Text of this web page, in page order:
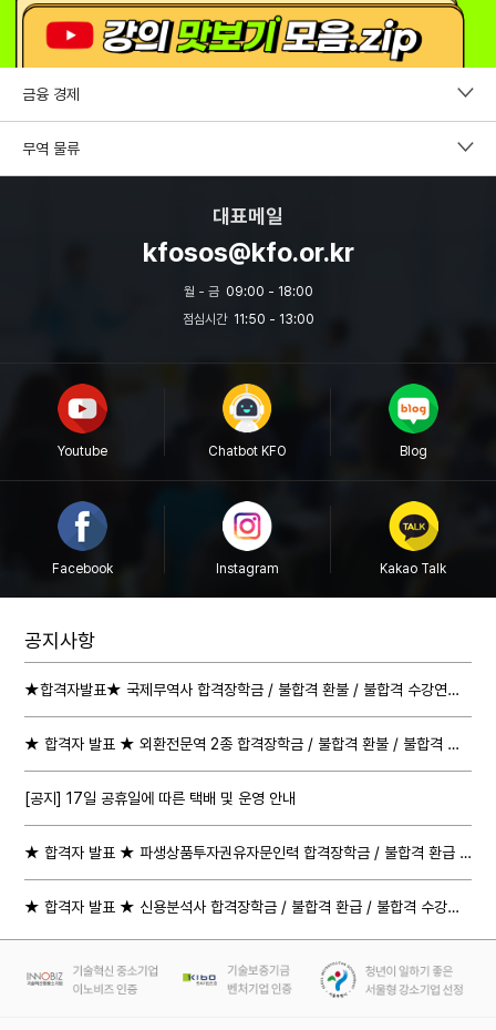
금융 경제
펀드투자권유자문인력
무역 물류
물류관리사
대표메일
kfosos@kfo.or.kr
월 - 금 09:00 - 18:00
점심시간 11:50 - 13:00
Youtube Chatbot KFO Blog
Facebook Instagram Kakao Talk
공지사항
★합격자발표★ 국제무역사 합격장학금 / 불합격 환불 / 불합격 수강연장 절차 안내
★ 합격자 발표 ★ 외환전문역 2종 합격장학금 / 불합격 환불 / 불합격 수강연장 절차 안내
[공지] 17일 공휴일에 따른 택배 및 운영 안내
★ 합격자 발표 ★ 파생상품투자권유자문인력 합격장학금 / 불합격 환급 / 불합격 수강연장 절차 안내
★ 합격자 발표 ★ 신용분석사 합격장학금 / 불합격 환급 / 불합격 수강연장 절차 안내